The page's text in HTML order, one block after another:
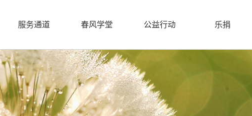
服务通道 春风学堂 公益行动 乐捐